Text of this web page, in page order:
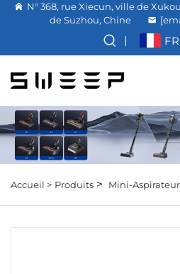
N° 368, rue Xiecun, ville de
de Suzhou, Chine
FR
Accueil > Produits > Mini-Aspirateur